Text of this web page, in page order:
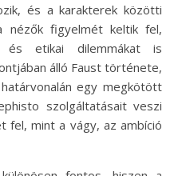
és a karakterek közötti
nézők figyelmét keltik fel,
és etikai dilemmákat is
álló Faust története,
egy megkötött
szolgáltatásait veszi
fel, mint a vágy, az ambíció